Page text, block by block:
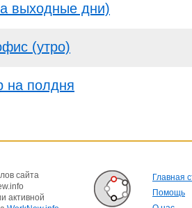
выходные дни)
(утро)
на полдня
сайта
активной
Главная
Помощь